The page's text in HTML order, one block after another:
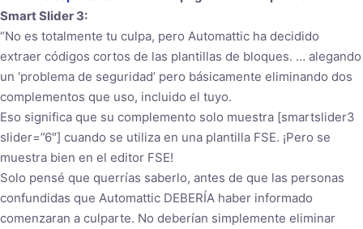
Smart Slider 3:
“No es totalmente tu culpa, pero Automattic ha decidido
extraer códigos cortos de las plantillas de bloques. … alegando
un ‘problema de seguridad’ pero básicamente eliminando dos
complementos que uso, incluido el tuyo.
Eso significa que su complemento solo muestra [smartslider3
slider=”6″] cuando se utiliza en una plantilla FSE. ¡Pero se
muestra bien en el editor FSE!
Solo pensé que querrías saberlo, antes de que las personas
confundidas que Automattic DEBERÍA haber informado
comenzaran a culparte. No deberían simplemente eliminar